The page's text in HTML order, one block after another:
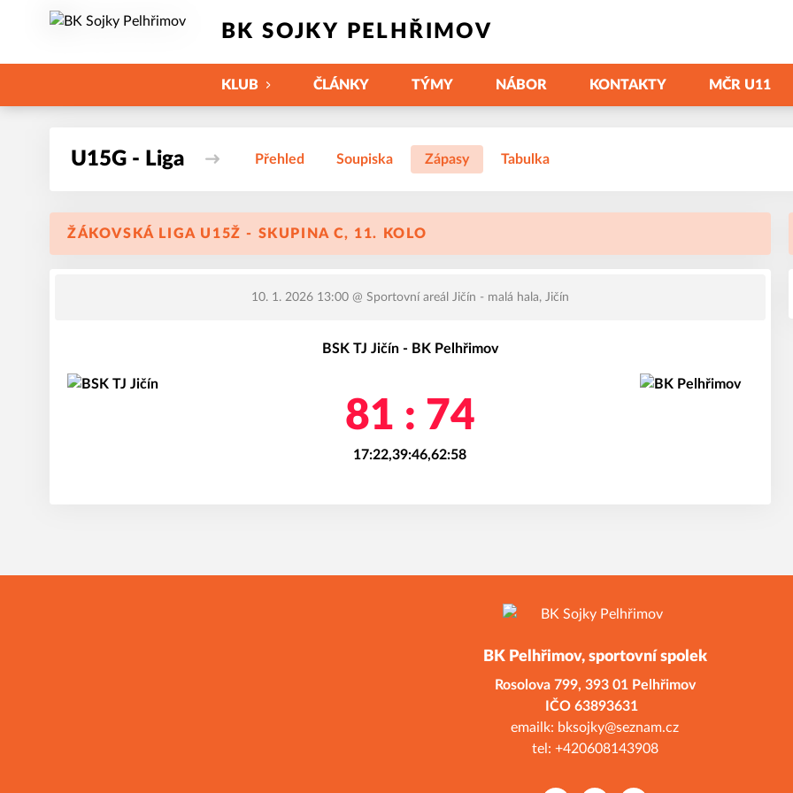
BK SOJKY PELHŘIMOV
KLUB ČLÁNKY TÝMY NÁBOR KONTAKTY MČR U11
U15G - Liga Přehled Soupiska Zápasy Tabulka
ŽÁKOVSKÁ LIGA U15Ž - SKUPINA C, 11. KOLO
10. 1. 2026 13:00@ Sportovní areál Jičín - malá hala, Jičín
BSK TJ Jičín - BK Pelhřimov
81 : 74
17:22,39:46,62:58
BK Pelhřimov, sportovní spolek
Rosolova 799, 393 01 Pelhřimov
IČO
emailk: bksojky@seznam.cz
tel: +420608143908